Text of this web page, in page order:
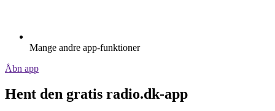
Mange andre app-funktioner
Åbn app
Hent den gratis radio.dk-app